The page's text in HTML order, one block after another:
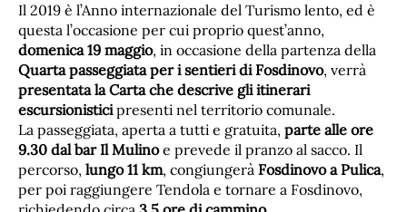
Il 2019 è l’Anno internazionale del Turismo lento, ed è
questa l’occasione per cui proprio quest’anno,
domenica 19 maggio, in occasione della partenza della
Quarta passeggiata per i sentieri di Fosdinovo, verrà
presentata la Carta che descrive gli itinerari
escursionisticipresenti nel territorio comunale.
La passeggiata, aperta a tutti e gratuita, parte alle ore
9.30 dal bar Il Mulinoe prevede il pranzo al sacco. Il
percorso, lungo 11 km, congiungerà Fosdinovo a Pulica,
per poi raggiungere Tendola e tornare a Fosdinovo,